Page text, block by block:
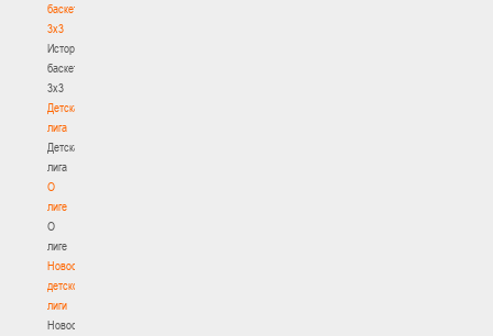
баскетбола
3х3
История
баскетбола
3х3
Детская
лига
Детская
лига
О
лиге
О
лиге
Новости
детской
лиги
Новости